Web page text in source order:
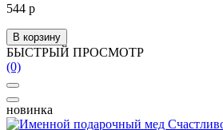
544 р
В корзину
БЫСТРЫЙ ПРОСМОТР
(0)
новинка